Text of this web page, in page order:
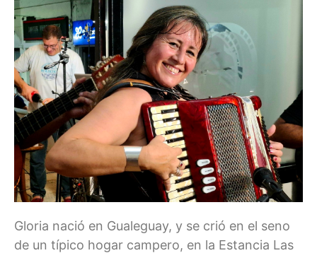
Gloria nació en Gualeguay, y se crió en el seno
de un típico hogar campero, en la Estancia Las